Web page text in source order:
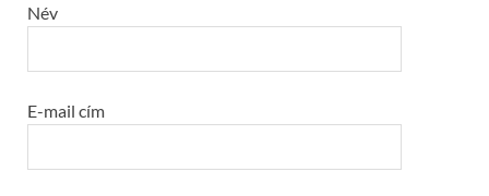
Név
E-mail cím